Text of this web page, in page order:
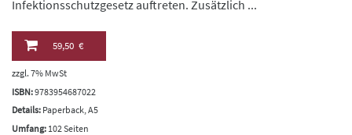
Infektionsschutzgesetz auftreten. Zusätzlich ...
59,50 €
zzgl. 7% MwSt
ISBN:9783954687022
Details: Paperback, A5
Umfang: 102 Seiten